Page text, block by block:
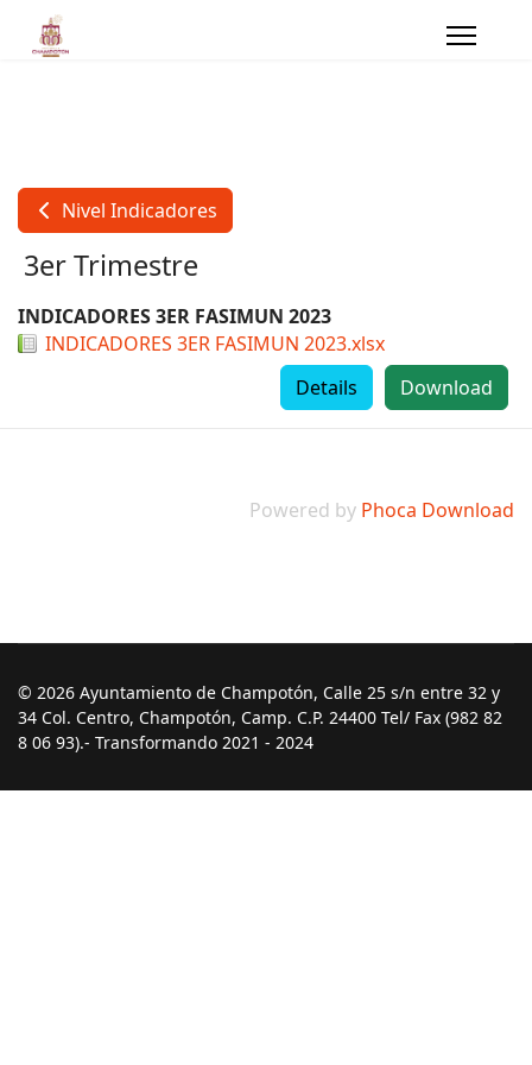
Nivel Indicadores
3er Trimestre
INDICADORES 3ER FASIMUN 2023
INDICADORES 3ER FASIMUN 2023.xlsx
Download
Details
Powered by Phoca Download
© 2026 Ayuntamiento de Champotón, Calle 25 s/n entre 32 y
34 Col. Centro, Champotón, Camp. C.P. 24400 Tel/ Fax (982 82
8 06 93).- Transformando 2021 - 2024